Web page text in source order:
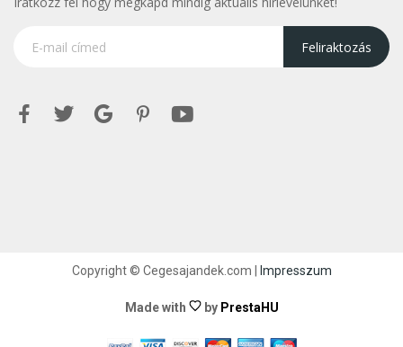
Feliraktozás
Copyright © Cegesajandek.com | Impresszum
Made with by PrestaHU